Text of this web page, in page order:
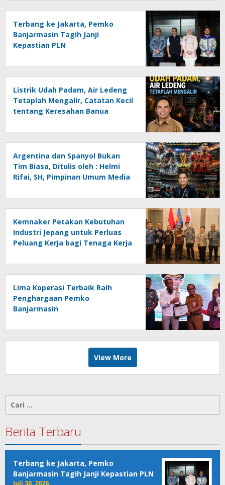
Terbang ke Jakarta, Pemko
Banjarmasin Tagih Janji
Kepastian PLN
Listrik Udah Padam, Air Ledeng
Tetaplah Mengalir, Catatan Kecil
tentang Keresahan Banua
Ancaman Lingkungan, Oleh :
Helmi Rifai, SH
Argentina dan Spanyol Bukan
Tim Biasa, Ditulis oleh : Helmi
Rifai, SH, Pimpinan Umum Media
Kemnaker Petakan Kebutuhan
Industri Jepang untuk Perluas
Peluang Kerja bagi Tenaga Kerja
Lima Koperasi Terbaik Raih
Penghargaan Pemko
Banjarmasin
View More
Cari
untuk:
Berita Terbaru
Terbang ke Jakarta, Pemko
Banjarmasin Tagih Janji Kepastian PLN
Juli 30, 2026